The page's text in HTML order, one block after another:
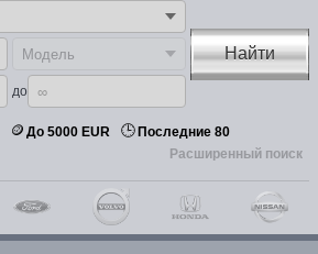
до
Найти
🪙 До 5000 EUR 🕒 Последние 80
Расширенный поиск